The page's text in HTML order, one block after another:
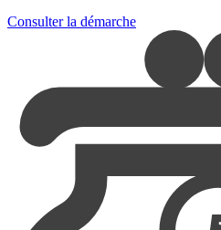
Consulter la démarche